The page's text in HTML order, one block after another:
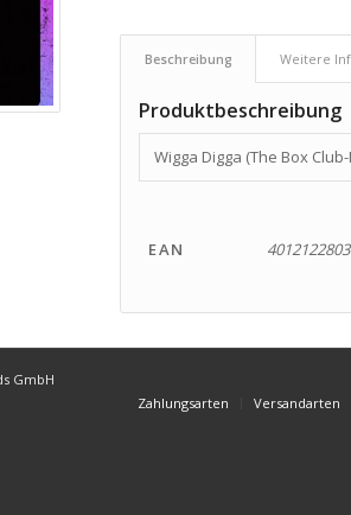
Beschreibung Weitere
Produktbeschreibung
Wigga Digga (The Box
EAN
GmbH
Zahlungsarten
Versandarten